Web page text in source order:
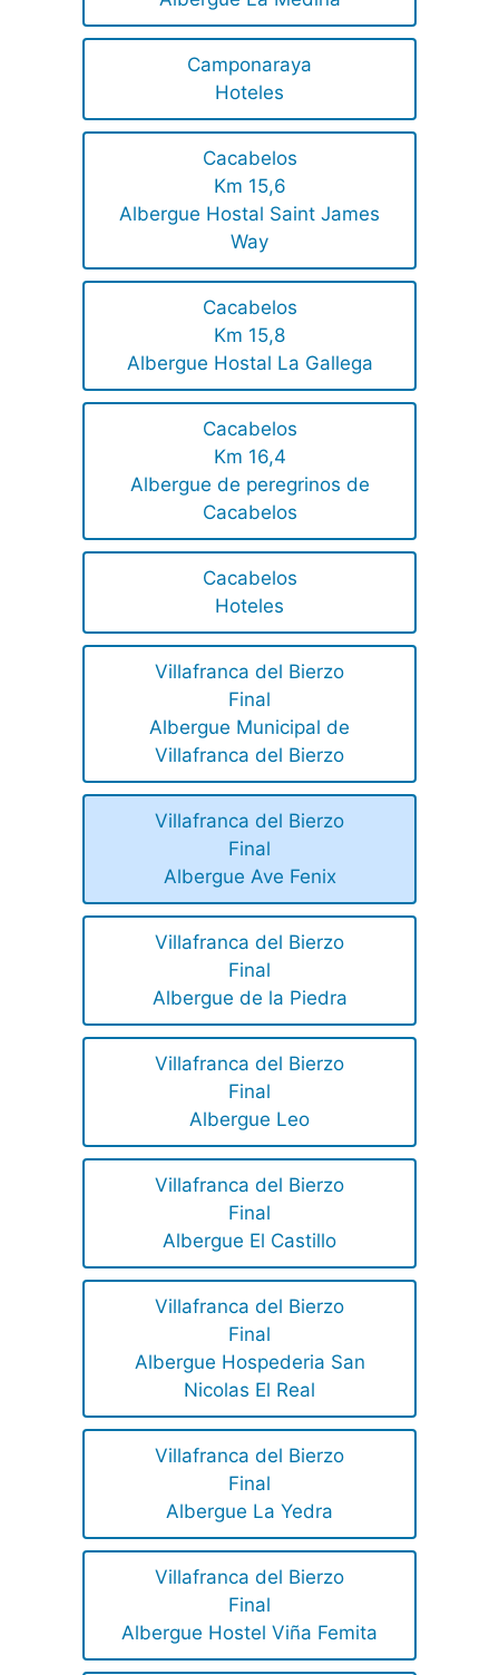
Camponaraya
Hoteles
Cacabelos
Km 15,6
Albergue Hostal Saint James
Way
Cacabelos
Km 15,8
Albergue Hostal La Gallega
Cacabelos
Km 16,4
Albergue de peregrinos de
Cacabelos
Cacabelos
Hoteles
Villafranca del Bierzo
Final
Albergue Municipal de
Villafranca del Bierzo
Villafranca del Bierzo
Final
Albergue Ave Fenix
Villafranca del Bierzo
Final
Albergue de la Piedra
Villafranca del Bierzo
Final
Albergue Leo
Villafranca del Bierzo
Final
Albergue El Castillo
Villafranca del Bierzo
Final
Albergue Hospederia San
Nicolas El Real
Villafranca del Bierzo
Final
Albergue La Yedra
Villafranca del Bierzo
Final
Albergue Hostel Viña Femita